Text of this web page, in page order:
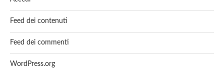
Feed dei contenuti
Feed dei commenti
WordPress.org